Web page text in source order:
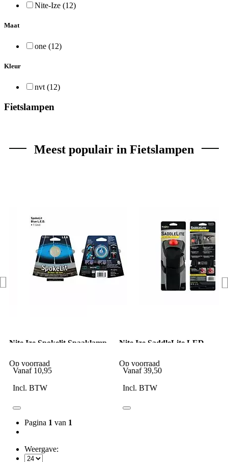
Nite-Ize (12)
Maat
one (12)
Kleur
nvt (12)
Fietslampen
Meest populair in Fietslampen
Nite Ize Spokelit Spaaklamp
Op voorraad
Vanaf 10,95
Incl. BTW
Nite Ize SaddleLite LED
Op voorraad
Vanaf 39,50
Incl. BTW
Pagina 1 van 1
Weergave: